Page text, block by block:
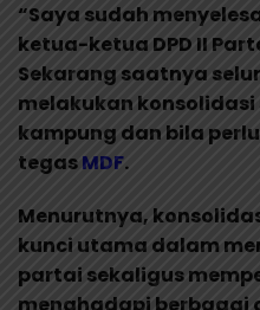
“Saya sudah
ketua-ketua DPD II
Sekarang saatnya
melakukan
kampung dan bila
tegasMDF.
Menurutnya,
kunci utama dalam
partai sekaligus